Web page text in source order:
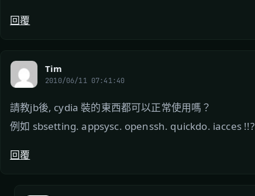
回覆
Tim
2010/06/11 07:41:40
請教jb後, cydia 裝的東西都可以正常使用嗎？
例如 sbsetting. appsysc. openssh. quickdo. iacces !!?
回覆